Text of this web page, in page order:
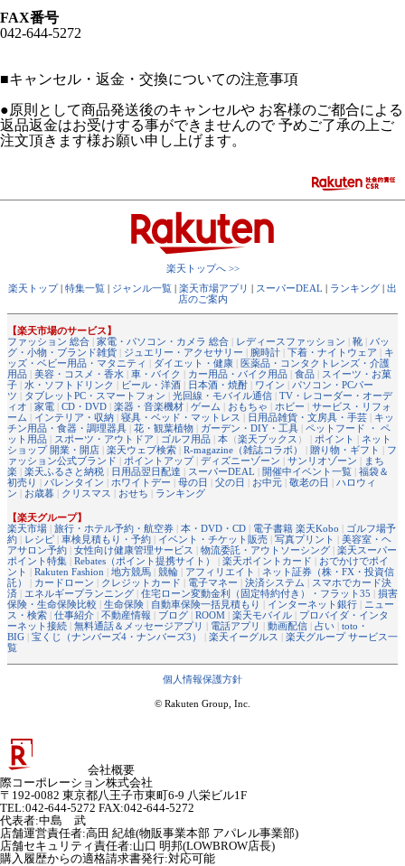
FAX番号
042-644-5272
■キャンセル・返金・交換についての注意事項
●原則として商品発送後のキャンセルや お客様のご都合による
返品返金はお受けする事ができませんので 予めご了承の上ご
注文頂きます様お願い申し上げます。
楽天トップへ >>
楽天トップ| 特集一覧 | ジャンル一覧 | 楽天市場アプリ | スーパーDEAL | ランキング | 出
店のご案内
【楽天市場のサービス】
ファッション 総合 | 家電・パソコン・カメラ 総合 | レディースファッション | 靴 | バッ
グ・小物・ブランド雑貨 | ジュエリー・アクセサリー | 腕時計 | 下着・ナイトウェア | キ
ッズ・ベビー用品・マタニティ | ダイエット・健康 | 医薬品・コンタクトレンズ・介護
用品 | 美容・コスメ・香水 | 車・バイク | カー用品・バイク用品 | 食品 | スイーツ・お菓
子 | 水・ソフトドリンク | ビール・洋酒 | 日本酒・焼酎 | ワイン | パソコン・PCパー
ツ | タブレットPC・スマートフォン | 光回線・モバイル通信 | TV・レコーダー・オーデ
ィオ | 家電 | CD・DVD | 楽器・音楽機材 | ゲーム | おもちゃ | ホビー | サービス・リフォ
ーム | インテリア・収納 | 寝具・ベッド・マットレス | 日用品雑貨・文房具・手芸 | キッ
チン用品・食器・調理器具 | 花・観葉植物 | ガーデン・DIY・工具 | ペットフード ・ ペ
ット用品 | スポーツ・アウトドア | ゴルフ用品 | 本 （楽天ブックス ） | ポイント | ネット
ショップ 開業・開店 | 楽天ウェブ検索 | R-magazine（雑誌コラボ） | 贈り物・ギフト | フ
ァッション公式ブランド | ポイントアップ| ディズニーゾーン | サンリオゾーン | まち
楽 | 楽天ふるさと納税 | 日用品翌日配達 | スーパーDEAL | 開催中イベント一覧 | 福袋＆
初売り | バレンタイン | ホワイトデー | 母の日 | 父の日 | お中元 | 敬老の日 | ハロウィ
ン | お歳暮 | クリスマス | おせち | ランキング
【楽天グループ】
楽天市場 | 旅行・ホテル予約・航空券 | 本・DVD・CD | 電子書籍 楽天Kobo | ゴルフ場予
約 | レシピ | 車検見積もり・予約 | イベント・チケット販売 | 写真プリント | 美容室・ヘ
アサロン予約 | 女性向け健康管理サービス | 物流委託・アウトソーシング | 楽天スーパー
ポイント特集 | Rebates（ポイント提携サイト） | 楽天ポイントカード | おでかけでポイ
ント | Rakuten Fashion | 地方競馬 | 競輪 | アフィリエイト | ネット証券（株・FX・投資信
託）
| カードローン | クレジットカード | 電子マネー | 決済システム | スマホでカード決
済 | エネルギープランニング | 住宅ローン変動金利（固定特約付き）・フラット35 | 損害
保険・生命保険比較 | 生命保険 | 自動車保険一括見積もり | インターネット銀行 | ニュー
ス・検索 | 仕事紹介 | 不動産情報 | ブログ | ROOM | 楽天モバイル | プロバイダ・インタ
ーネット接続 | 無料通話＆メッセージアプリ | 電話アプリ | 動画配信 | 占い | toto・
BIG | 宝くじ（ナンバーズ4・ナンバーズ3） | 楽天イーグルス | 楽天グループ サービス一
覧
個人情報保護方針
© Rakuten Group, Inc.
会社概要
際コーポレーション株式会社
〒192-0082 東京都八王子市東町6-9 八栄ビル1F
TEL:042-644-5272 FAX:042-644-5272
代表者:中島 武
店舗運営責任者:高田 紀雄(物販事業本部 アパレル事業部)
店舗セキュリティ責任者:山口 明邦(LOWBROW店長)
購入履歴からの適格請求書発行:対応可能